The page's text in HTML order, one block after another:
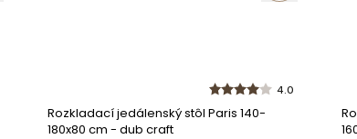
4.0
Rozkladací jedálenský stôl Paris 140-
180x80 cm - dub craft